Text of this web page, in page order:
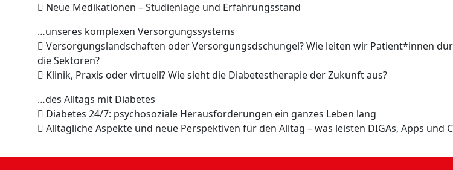
 Neue Medikationen – Studienlage und Erfahrungsstand
…unseres komplexen Versorgungssystems
 Versorgungslandschaften oder Versorgungsdschungel? Wie leiten wir Patient*innen
die Sektoren?
 Klinik, Praxis oder virtuell? Wie sieht die Diabetestherapie der Zukunft aus?
…des Alltags mit Diabetes
 Diabetes 24/7: psychosoziale Herausforderungen ein ganzes Leben lang
 Alltägliche Aspekte und neue Perspektiven für den Alltag – was leisten DIGAs, Apps und